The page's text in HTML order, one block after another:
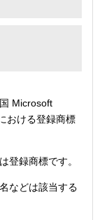
Microsoft
おける登録商標
登録商標です。
などは該当する